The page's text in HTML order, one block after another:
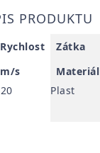
PRODUKTU
Rychlost
m/s
Zátka
Materiál
Plast